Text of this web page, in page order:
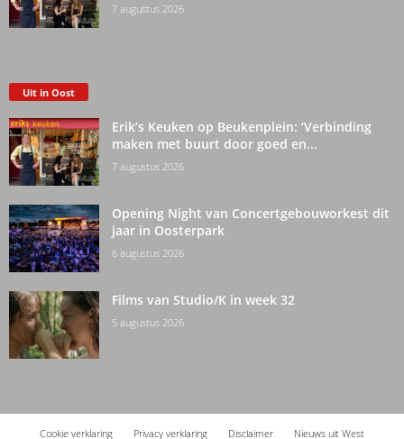
7 augustus 2026
Uit in Oost
Erik’s Keuken op Beukenplein: ‘Verbinding
maken met buurt door goed en...
7 augustus 2026
Opening Night van Concertgebouworkest dit
jaar in Oosterpark
6 augustus 2026
Films van Studio/K in week 32
5 augustus 2026
Cookie verklaring Privacy verklaring Disclaimer Nieuws uit West